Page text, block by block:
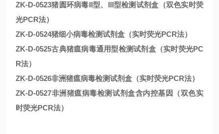
ZK-D-0523猪圆环病毒II型、III型检测试剂盒（双色实时荧
光PCR法）
ZK-D-0524猪细小病毒检测试剂盒（实时荧光PCR法）
ZK-D-0525古典猪瘟病毒通用型检测试剂盒（实时荧光PC
R法）
ZK-D-0526非洲猪瘟病毒检测试剂盒（实时荧光PCR法）
ZK-D-0527非洲猪瘟病毒检测试剂盒含内控基因（双色实
时荧光PCR法）